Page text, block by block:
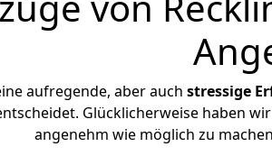
aufregende, aber auch stressige
Glücklicherweise haben
angenehm wie möglich zu